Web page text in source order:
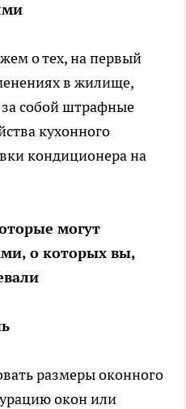
о тех, на первый
в жилище,
собой штрафные
кухонного
кондиционера на
могут
о которых вы,
размеры оконного
окон или